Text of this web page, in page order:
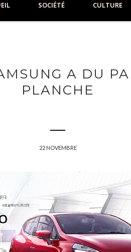
SOCIÉTÉ CULTURE
A DU
PLANCHE
22 NOVEMBRE